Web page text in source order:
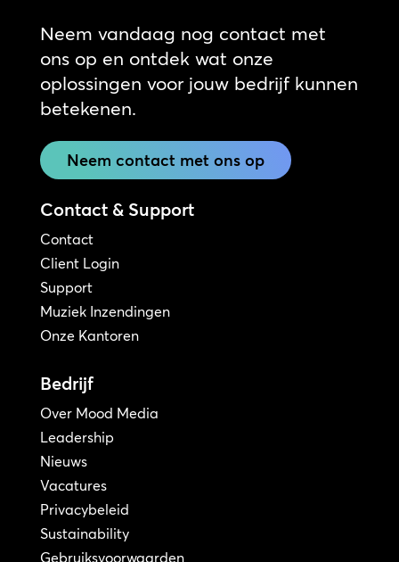
Neem vandaag nog contact met
ons op en ontdek wat onze
oplossingen voor jouw bedrijf kunnen
betekenen.
Neem contact met ons op
Contact & Support
Contact
Client Login
Support
Muziek Inzendingen
Onze Kantoren
Bedrijf
Over Mood Media
Leadership
Nieuws
Vacatures
Privacybeleid
Sustainability
Gebruiksvoorwaarden